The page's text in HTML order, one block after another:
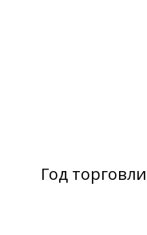
Год торговли